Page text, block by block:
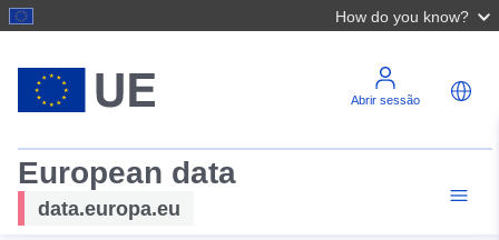
How do you know?
Abrir sessão
European data
data.europa.eu